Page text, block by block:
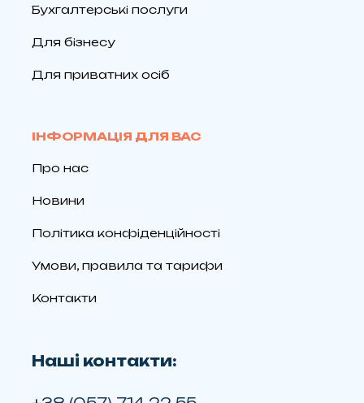
Бухгалтерські послуги
Для бізнесу
Для приватних осіб
ІНФОРМАЦІЯ ДЛЯ ВАС
Про нас
Новини
Політика конфіденційності
Умови, правила та тарифи
Контакти
Наші контакти: